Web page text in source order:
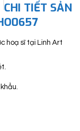
CHI TIẾT SẢN
hoạ sĩ tại Linh Art